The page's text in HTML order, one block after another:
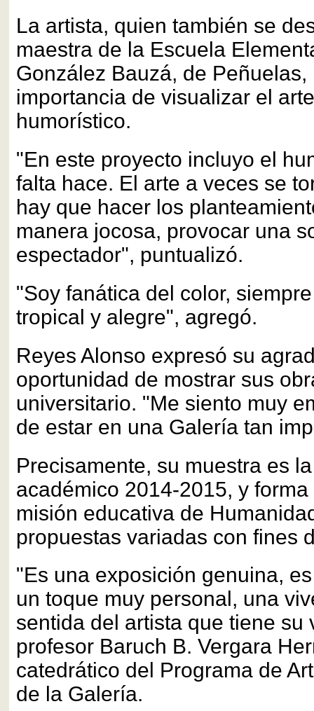
La artista, quien también se
maestra de la Escuela
González Bauzá, de Peñuelas,
importancia de visualizar el
humorístico.
"En este proyecto incluyo el
falta hace. El arte a veces se
hay que hacer los
manera jocosa, provocar una
espectador", puntualizó.
"Soy fanática del color,
tropical y alegre", agregó.
Reyes Alonso expresó su
oportunidad de mostrar sus
universitario. "Me siento muy
de estar en una Galería tan
Precisamente, su muestra es
académico 2014-2015, y
misión educativa de
propuestas variadas con fines
"Es una exposición genuina,
un toque muy personal, una
sentida del artista que tiene su
profesor Baruch B. Vergara
catedrático del Programa de
de la Galería.